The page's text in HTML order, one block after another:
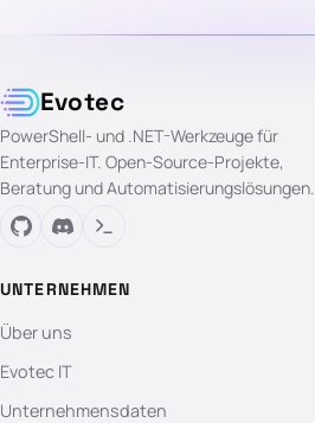
Evotec
PowerShell- und .NET-Werkzeuge für
Enterprise-IT. Open-Source-Projekte,
Beratung und Automatisierungslösungen.
UNTERNEHMEN
Über uns
Evotec IT
Unternehmensdaten